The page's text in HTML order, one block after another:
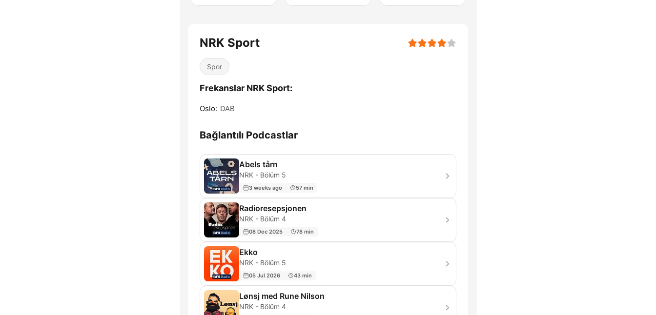
NRK Sport
Spor
Frekanslar NRK Sport:
Oslo: DAB
Bağlantılı Podcastlar
Abels tårn
NRK - Bölüm 5
3 weeks ago 57 min
Radioresepsjonen
NRK - Bölüm 4
08 Dec 2025 78 min
Ekko
NRK - Bölüm 5
05 Jul 2026 43 min
Lønsj med Rune Nilson
NRK - Bölüm 4